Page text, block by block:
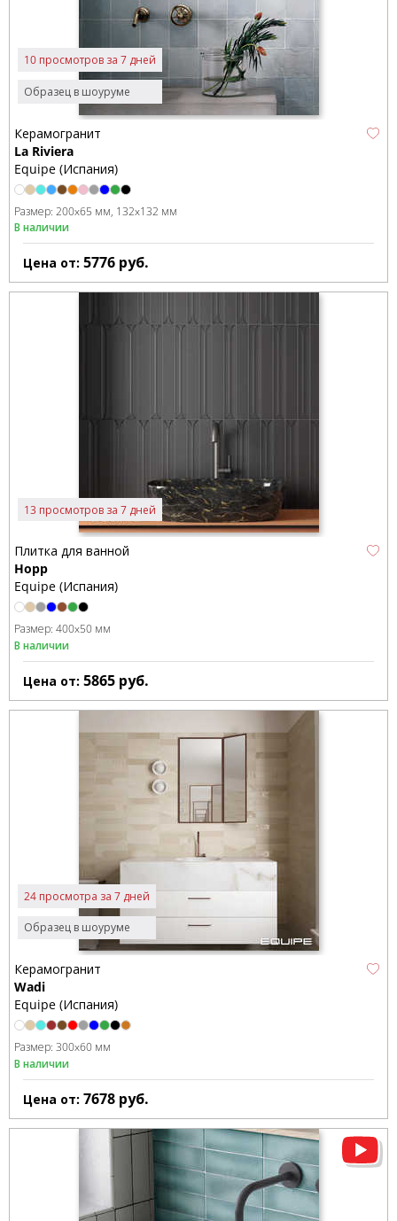
Образец в шоуруме
10 просмотров за 7 дней
Керамогранит
La Riviera
Equipe (Испания)
Размер: 200x65 мм 132x132 мм
В наличии
Цена от: 5776 руб.
13 просмотров за 7 дней
Плитка для ванной
Hopp
Equipe (Испания)
Размер: 400x50 мм
В наличии
Цена от: 5865 руб.
Образец в шоуруме
24 просмотра за 7 дней
Керамогранит
Wadi
Equipe (Испания)
Размер: 300x60 мм
В наличии
Цена от: 7678 руб.